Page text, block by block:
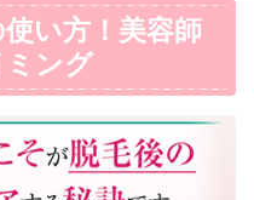
い方！美容師
ング